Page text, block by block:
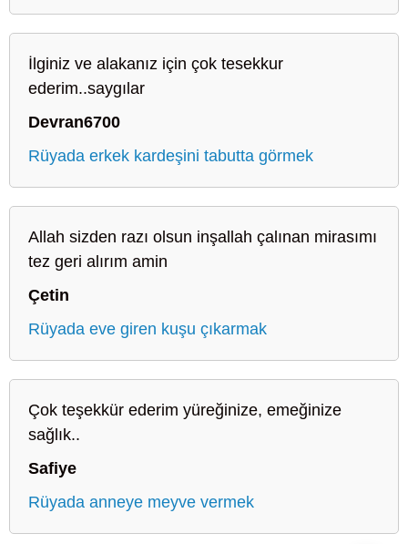
İlginiz ve alakanız için çok tesekkur
ederim..saygılar
Devran6700
Rüyada erkek kardeşini tabutta görmek
Allah sizden razı olsun inşallah çalınan mirasımı
tez geri alırım amin
Çetin
Rüyada eve giren kuşu çıkarmak
Çok teşekkür ederim yüreğinize, emeğinize
sağlık..
Safiye
Rüyada anneye meyve vermek